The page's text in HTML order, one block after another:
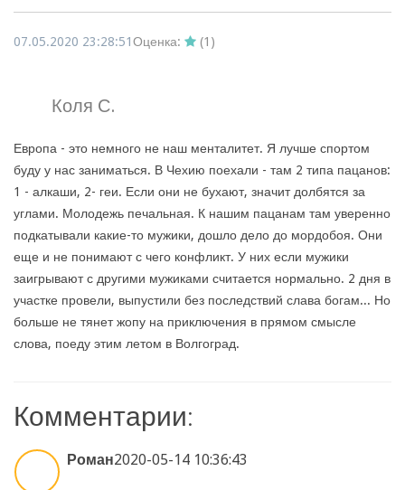
07.05.2020 23:28:51Оценка: (1 )
Коля С.
Европа - это немного не наш менталитет. Я лучше спортом
буду у нас заниматься. В Чехию поехали - там 2 типа пацанов:
1 - алкаши, 2- геи. Если они не бухают, значит долбятся за
углами. Молодежь печальная. К нашим пацанам там уверенно
подкатывали какие-то мужики, дошло дело до мордобоя. Они
еще и не понимают с чего конфликт. У них если мужики
заигрывают с другими мужиками считается нормально. 2 дня в
участке провели, выпустили без последствий слава богам... Но
больше не тянет жопу на приключения в прямом смысле
слова, поеду этим летом в Волгоград.
Комментарии:
Роман2020-05-14 10:36:43